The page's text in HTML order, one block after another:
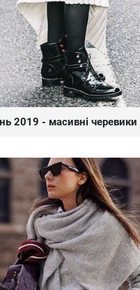
2019 - масивні черевики